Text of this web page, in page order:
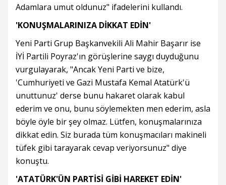
Adamlara umut oldunuz" ifadelerini kullandı.
'KONUŞMALARINIZA DİKKAT EDİN'
Yeni Parti Grup Başkanvekili Ali Mahir Başarır ise
İYİ Partili Poyraz'ın görüşlerine saygı duyduğunu
vurgulayarak, "Ancak Yeni Parti ve bize,
'Cumhuriyeti ve Gazi Mustafa Kemal Atatürk'ü
unuttunuz' derse bunu hakaret olarak kabul
ederim ve onu, bunu söylemekten men ederim, asla
böyle öyle bir şey olmaz. Lütfen, konuşmalarınıza
dikkat edin. Siz burada tüm konuşmacıları makineli
tüfek gibi tarayarak cevap veriyorsunuz" diye
konuştu.
'ATATÜRK'ÜN PARTİSİ GİBİ HAREKET EDİN'